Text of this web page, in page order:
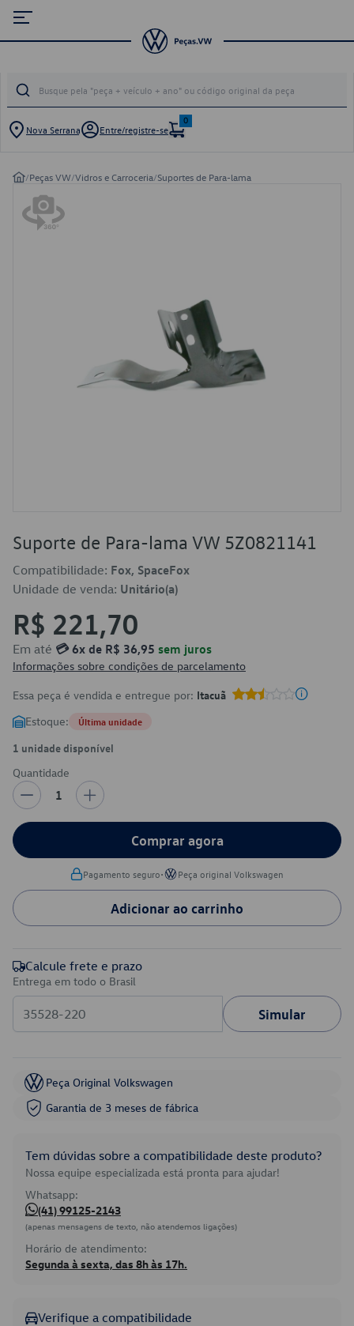
Nova Serrana Entre/registre-se
0
/Peças VW/Vidros e Carroceria/Suportes de Para-lama
Suporte de Para-lama VW 5Z0821141
Compatibilidade: Fox, SpaceFox
Unidade de venda: Unitário(a)
R$ 221,70
Em até 💳 6x de R$ 36,95 sem juros
Informações sobre condições de parcelamento
Essa peça é vendida e entregue por: Itacuã
Estoque: Última unidade
1 unidade disponível
Quantidade
1
Comprar agora
Pagamento seguro• Peça original Volkswagen
Adicionar ao carrinho
Calcule frete e prazo
Entrega em todo o Brasil
Simular
Peça Original Volkswagen
Garantia de 3 meses de fábrica
Tem dúvidas sobre a compatibilidade deste produto?
Nossa equipe especializada está pronta para ajudar!
Whatsapp:
(41) 99125-2143
(apenas mensagens de texto, não atendemos ligações)
Horário de atendimento:
Segunda à sexta, das 8h às 17h.
Verifique a compatibilidade